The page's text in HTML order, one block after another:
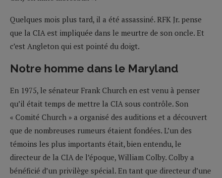
Quelques mois plus tard, il a été assassiné. RFK Jr. pense
que la CIA est impliquée dans le meurtre de son oncle. Et
c’est Angleton qui est pointé du doigt.
Notre homme dans le Maryland
En 1975, le sénateur Frank Church en est venu à penser
qu’il était temps de mettre la CIA sous contrôle. Son
« Comité Church » a organisé des auditions et a découvert
que de nombreuses rumeurs étaient fondées. L’un des
témoins les plus importants était, bien entendu, le
directeur de la CIA de l’époque, William Colby. Colby a
bénéficié d’un privilège spécial. En tant que directeur d’une